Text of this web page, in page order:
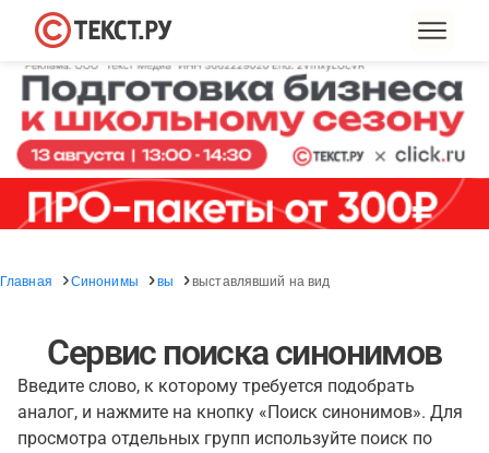
Главная Синонимы вы выставлявший на вид
Сервис поиска синонимов
Введите слово, к которому требуется подобрать
аналог, и нажмите на кнопку «Поиск синонимов». Для
просмотра отдельных групп используйте поиск по